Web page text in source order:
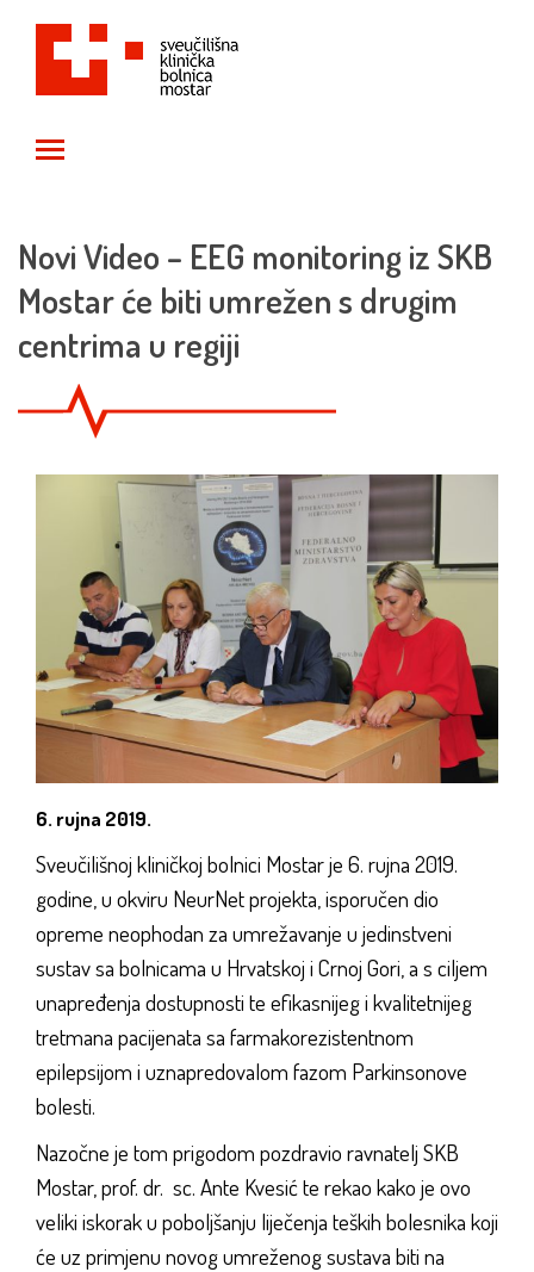
Novi Video – EEG monitoring iz SKB
Mostar će biti umrežen s drugim
centrima u regiji
6. rujna 2019.
Sveučilišnoj kliničkoj bolnici Mostar je 6. rujna 2019.
godine, u okviru NeurNet projekta, isporučen dio
opreme neophodan za umrežavanje u jedinstveni
sustav sa bolnicama u Hrvatskoj i Crnoj Gori, a s ciljem
unapređenja dostupnosti te efikasnijeg i kvalitetnijeg
tretmana pacijenata sa farmakorezistentnom
epilepsijom i uznapredovalom fazom Parkinsonove
bolesti.
Nazočne je tom prigodom pozdravio ravnatelj SKB
Mostar, prof. dr. sc. Ante Kvesić te rekao kako je ovo
veliki iskorak u poboljšanju liječenja teških bolesnika koji
će uz primjenu novog umreženog sustava biti na